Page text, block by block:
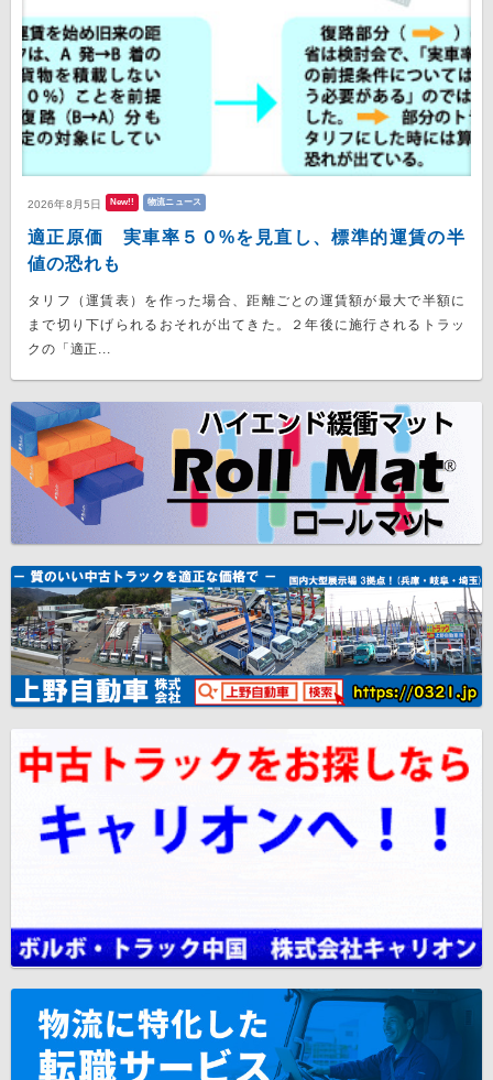
2026年8月5日 New!! 物流ニュース
適正原価 実車率５０%を見直し、標準的運賃の半
値の恐れも
タリフ（運賃表）を作った場合、距離ごとの運賃額が最大で半額に
まで切り下げられるおそれが出てきた。２年後に施行されるトラッ
クの「適正...